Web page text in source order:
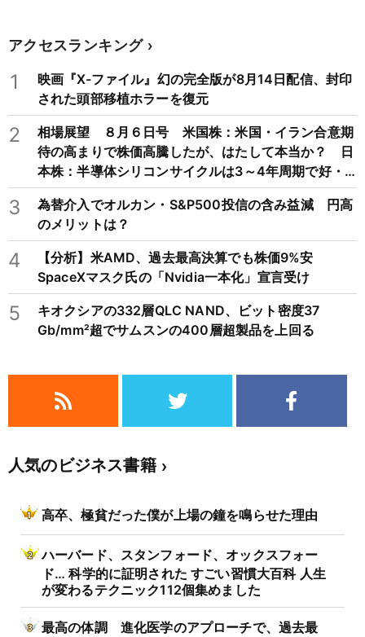
アクセスランキング
1
映画『X-ファイル』幻の完全版が8月14日配信、封印
された頭部移植ホラーを復元
2
相場展望 ８月６日号 米国株：米国・イラン合意期
待の高まりで株価高騰したが、はたして本当か？ 日
本株：半導体シリコンサイクルは3～4年周期で好・
不況を繰り返すため注意
3
為替介入でオルカン・S&P500投信の含み益減 円高
のメリットは？
4
【分析】米AMD、過去最高決算でも株価9%安
SpaceXマスク氏の「Nvidia一本化」宣言受け
5
キオクシアの332層QLC NAND、ビット密度37
Gb/mm²超でサムスンの400層超製品を上回る
人気のビジネス書籍
高卒、極貧だった僕が上場の鐘を鳴らせた理由
ハーバード、スタンフォード、オックスフォー
ド… 科学的に証明された すごい習慣大百科 人生
が変わるテクニック112個集めました
最高の体調 進化医学のアプローチで、過去最